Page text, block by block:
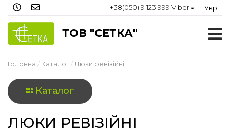
+38(050) 9 123 999 Viber Укр
ТОВ "СЕТКА"
Головна Каталог Люки ревізійні
Каталог
ЛЮКИ РЕВІЗІЙНІ